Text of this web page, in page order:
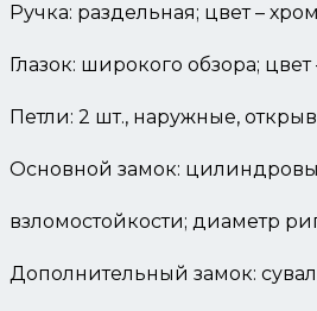
Ручка: раздельная; цвет – хром
Глазок: широкого обзора; цвет
Петли: 2 шт., наружные,
Основной замок:
взломостойкости; диаметр
Дополнительный замок: